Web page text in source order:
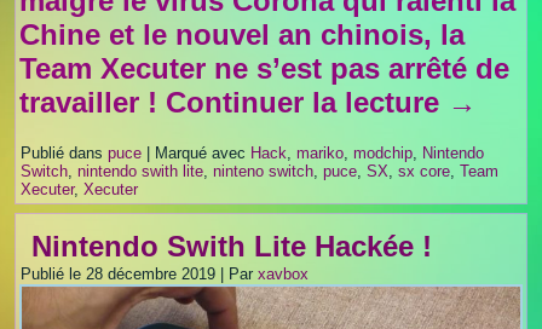
Chine et le nouvel an chinois, la
Team Xecuter ne s’est pas arrêté de
travailler ! Continuer la lecture →
Publié dans puce | Marqué avec Hack ,mariko ,modchip Nintendo
Switch ,nintendo swith lite ,ninteno switch ,puce ,SX ,sx core ,Team
Xecuter,Xecuter
Nintendo Swith Lite Hackée !
Publié le 28 décembre 2019 | Par xavbox